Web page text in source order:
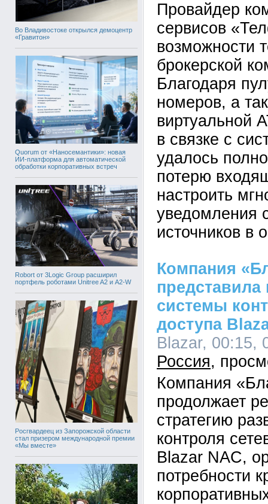
Во Владивостоке открылся демоцентр
«Гравитон»
Quorum от «Наносемантики»: новая
ИИ-платформа для автоматической
обработки корпоративных встреч
Robort от 3Logic Group расширил
портфель роботами Unitree A2 и A2-W
Росгвардеец из Запорожской области
стал призером международной премии
«Мы вместе»
Провайдер
сервисов
возможности
брокерской
Благодаря
номеров, а
виртуальной
в связке с
удалось
потерю
настроить
уведомления
источников в
Компания
системы
доступа
Blazar, 00:15,
Россия
Компания
продолжает
стратегию
контроля
Blazar NAC,
потребности